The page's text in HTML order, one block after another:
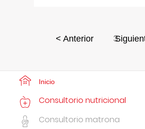
< Anterior 3
Inicio
Consultorio nutricional
Consultorio matrona